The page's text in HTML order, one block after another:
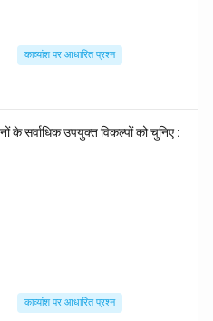
काव्यांश पर आधारित प्रश्न
के सर्वाधिक उपयुक्त विकल्पों को चुनिए :
काव्यांश पर आधारित प्रश्न